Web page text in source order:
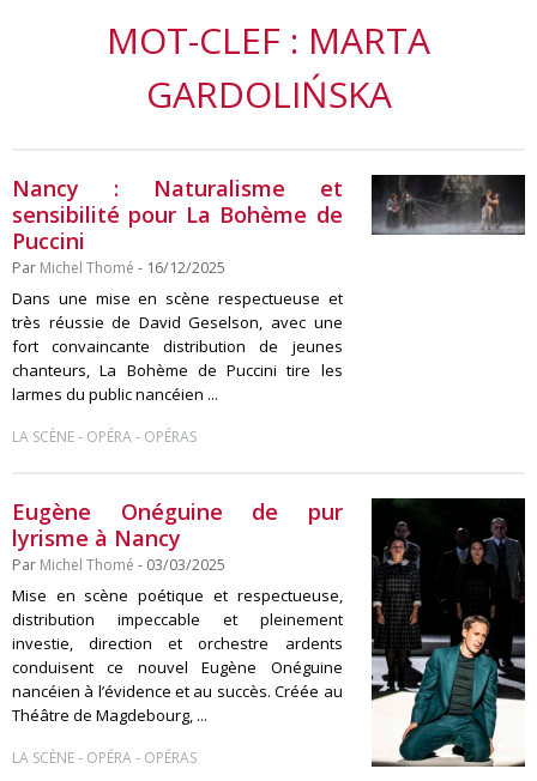
MOT-CLEF : MARTA
GARDOLIŃSKA
Nancy : Naturalisme et
sensibilité pour La Bohème de
Puccini
Par Michel Thomé - 16/12/2025
Dans une mise en scène respectueuse et
très réussie de David Geselson, avec une
fort convaincante distribution de jeunes
chanteurs, La Bohème de Puccini tire les
larmes du public nancéien ...
LA SCÈNE- OPÉRA- OPÉRAS
Eugène Onéguine de pur
lyrisme à Nancy
Par Michel Thomé - 03/03/2025
Mise en scène poétique et respectueuse,
distribution impeccable et pleinement
investie, direction et orchestre ardents
conduisent ce nouvel Eugène Onéguine
nancéien à l’évidence et au succès. Créée au
Théâtre de Magdebourg, ...
LA SCÈNE- OPÉRA- OPÉRAS